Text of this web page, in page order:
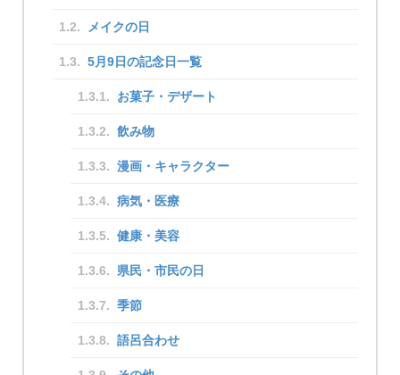
メイクの日
5月9日の記念日一覧
お菓子・デザート
飲み物
漫画・キャラクター
病気・医療
健康・美容
県民・市民の日
季節
語呂合わせ